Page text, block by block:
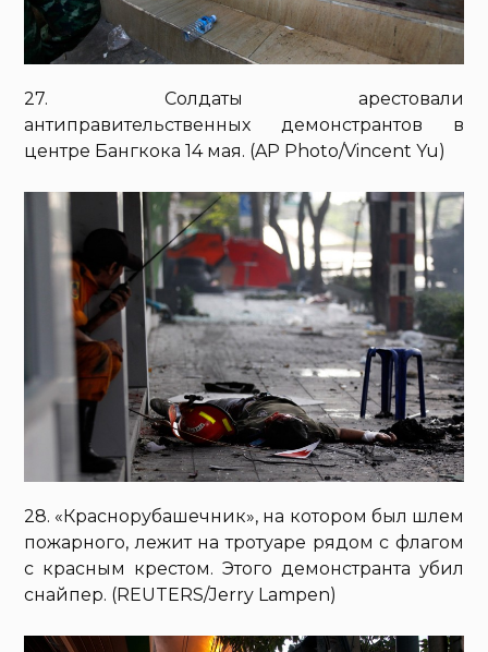
27. Солдаты арестовали
антиправительственных демонстрантов в
центре Бангкока 14 мая. (AP Photo/Vincent Yu)
28. «Краснорубашечник», на котором был шлем
пожарного, лежит на тротуаре рядом с флагом
с красным крестом. Этого демонстранта убил
снайпер. (REUTERS/Jerry Lampen)